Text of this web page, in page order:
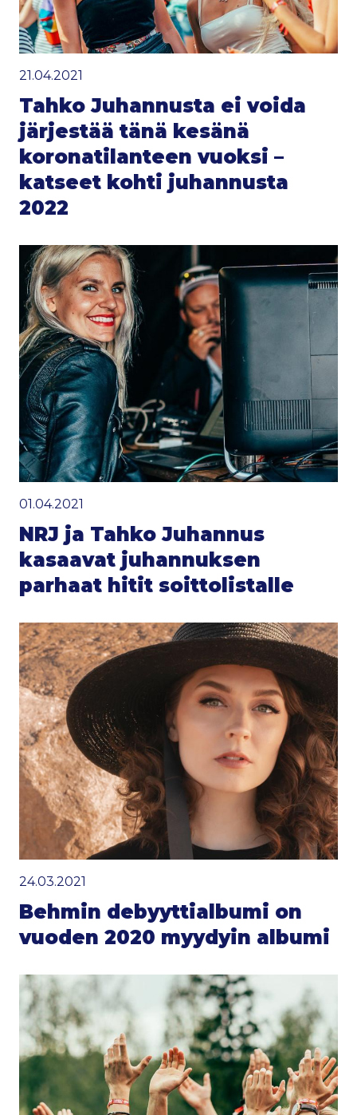
21.04.2021
Tahko Juhannusta ei voida
järjestää tänä kesänä
koronatilanteen vuoksi –
katseet kohti juhannusta
2022
01.04.2021
NRJ ja Tahko Juhannus
kasaavat juhannuksen
parhaat hitit soittolistalle
24.03.2021
Behmin debyyttialbumi on
vuoden 2020 myydyin albumi